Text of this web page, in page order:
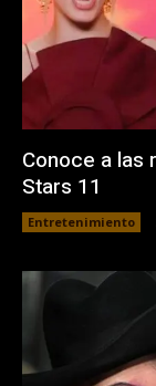
Conoce a las
Stars 11
Entretenimiento